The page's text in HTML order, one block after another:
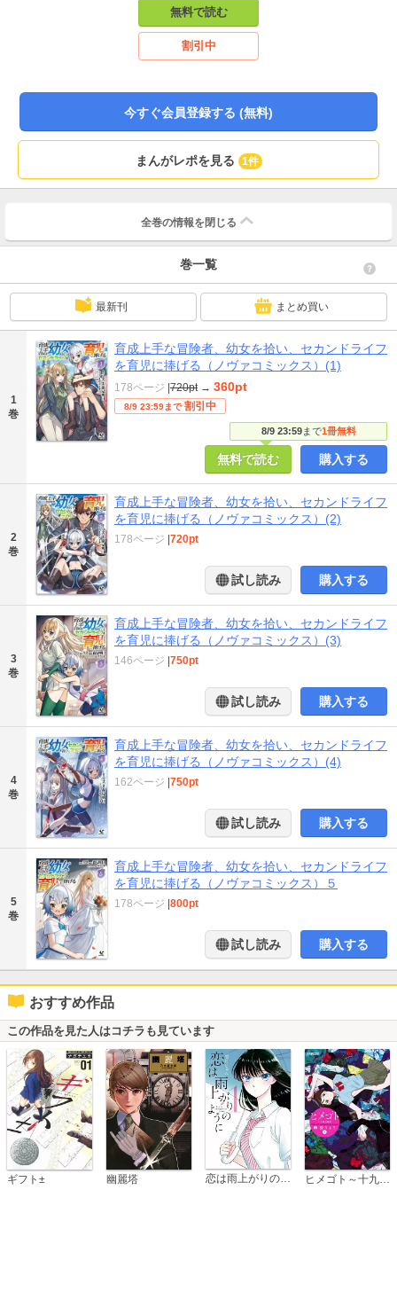
無料で読む
割引中
今すぐ会員登録する (無料)
まんがレポを見る 1件
全巻の情報を 閉じる
巻一覧
最新刊 まとめ買い
1
巻
育成上手な冒険者、幼女を拾い、セカンドライフ
を育児に捧げる（ノヴァコミックス）(1)
8/9 23:59まで1冊無料
178ページ |720pt → 360pt
8/9 23:59まで 割引中
無料で読む 購入する
2
巻
育成上手な冒険者、幼女を拾い、セカンドライフ
を育児に捧げる（ノヴァコミックス）(2)
178ページ |720pt
試し読み 購入する
3
巻
育成上手な冒険者、幼女を拾い、セカンドライフ
を育児に捧げる（ノヴァコミックス）(3)
146ページ |750pt
試し読み 購入する
4
巻
育成上手な冒険者、幼女を拾い、セカンドライフ
を育児に捧げる（ノヴァコミックス）(4)
162ページ |750pt
試し読み 購入する
5
巻
育成上手な冒険者、幼女を拾い、セカンドライフ
を育児に捧げる（ノヴァコミックス）５
178ページ |800pt
試し読み 購入する
おすすめ作品
この作品を見た人はコチラも見ています
ギフト± 幽麗塔 恋は雨上がりのように